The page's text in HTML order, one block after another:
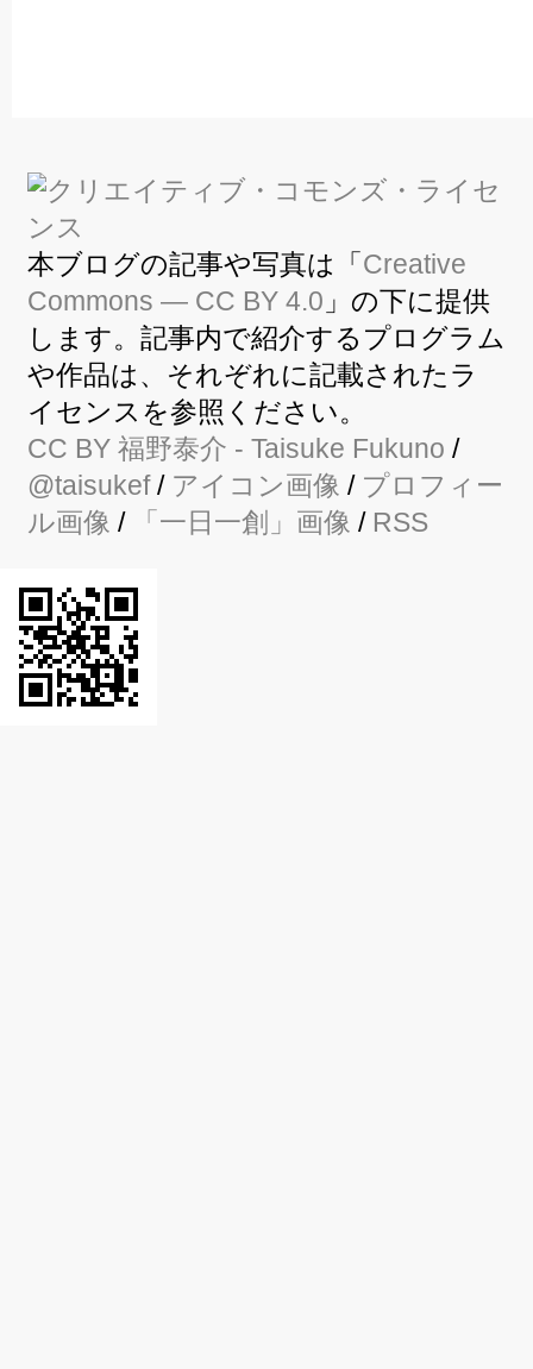
本ブログの記事や写真は「 Creative
Commons — CC BY 4.0 」の下に提供
します。記事内で紹介するプログラム
や作品は、それぞれに記載されたラ
イセンスを参照ください。
CC BY 福野泰介 - Taisuke Fukuno /
@taisukef/ アイコン画像 / プロフィー
ル画像 / 「一日一創」画像 / RSS